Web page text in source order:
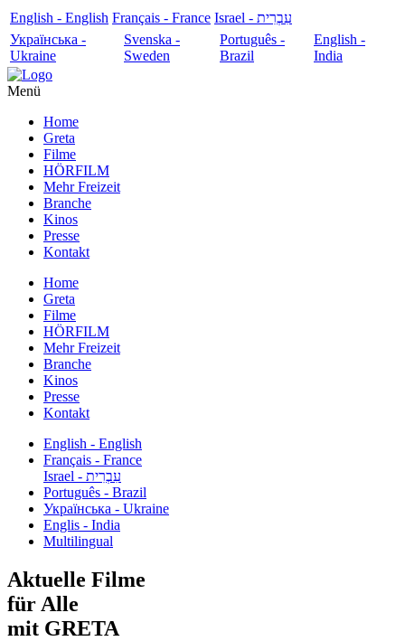
English - English Français - France
עִבְרִית - Israel
Українська -
Ukraine
Svenska -
Sweden
Português -
Brazil
English -
India
Menü
Home
Greta
Filme
HÖRFILM
Mehr Freizeit
Branche
Kinos
Presse
Kontakt
Home
Greta
Filme
HÖRFILM
Mehr Freizeit
Branche
Kinos
Presse
Kontakt
English - English
Français - France
עִבְרִית - Israel
Português - Brazil
Українська - Ukraine
Englis - India
Multilingual
Aktuelle Filme
für Alle
mit GRETA